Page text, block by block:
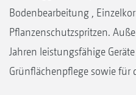
Bodenbearbeitung ,
Pflanzenschutzspritzen.
Jahren leistungsfähige
Grünflächenpflege sowie für